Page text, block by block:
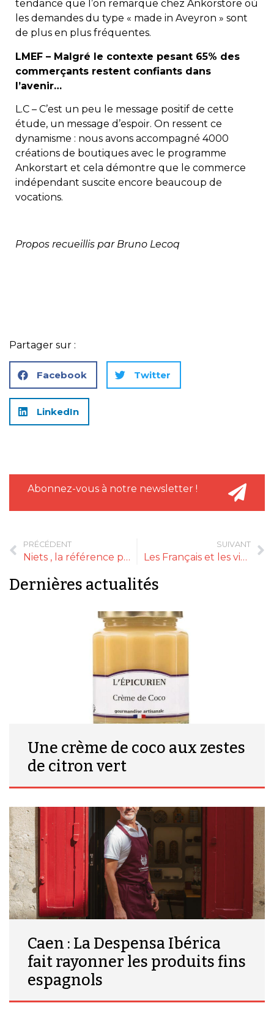
tendance que l’on remarque chez Ankorstore où
les demandes du type « made in Aveyron » sont
de plus en plus fréquentes.
LMEF – Malgré le contexte pesant 65% des
commerçants restent confiants dans
l’avenir…
L.C – C’est un peu le message positif de cette
étude, un message d’espoir. On ressent ce
dynamisme : nous avons accompagné 4000
créations de boutiques avec le programme
Ankorstart et cela démontre que le commerce
indépendant suscite encore beaucoup de
vocations.
Propos recueillis par Bruno Lecoq
Partager sur :
Facebook Twitter
LinkedIn
Abonnez-vous à notre newsletter !
PRÉCÉDENT
Niets , la référence premium dans le sans alcool
SUIVANT
Les Français et les viandes bio
Dernières actualités
Une crème de coco aux zestes
de citron vert
Caen : La Despensa Ibérica
fait rayonner les produits fins
espagnols